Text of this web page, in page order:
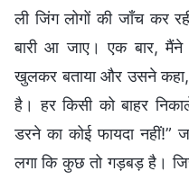
ली जिंग लोगों की जाँच कर
बारी आ जाए। एक बार,
खुलकर बताया और उसने कहा,
है। हर किसी को बाहर
डरने का कोई फायदा
लगा कि कुछ तो गड़बड़ है।